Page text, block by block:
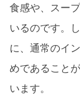
食感や、スー
いるのです。
に、通常のイ
めであること
います。